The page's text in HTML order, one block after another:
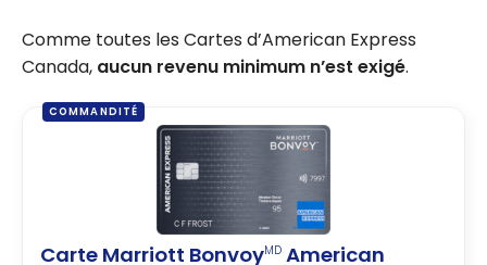
Comme toutes les Cartes d’American Express
Canada, aucun revenu minimum n’est exigé.
COMMANDITÉ
Carte Marriott BonvoyMD American